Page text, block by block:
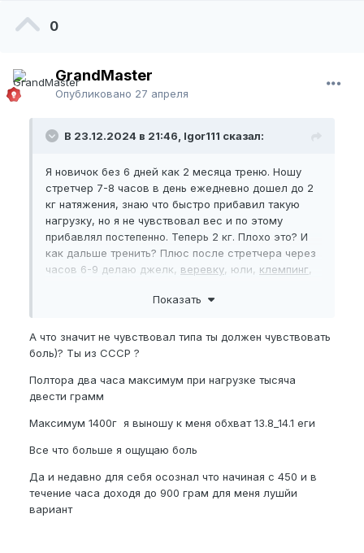
0
GrandMaster
Опубликовано 27 апреля
В 23.12.2024 в 21:46, Igor111 сказал:
Я новичок без 6 дней как 2 месяца треню. Ношу
стретчер 7-8 часов в день ежедневно дошел до 2
кг натяжения, знаю что быстро прибавил такую
нагрузку, но я не чувствовал вес и по этому
прибавлял постепенно. Теперь 2 кг. Плохо это? И
как дальше тренить? Плюс после стретчера через
часов 6-9 делаю джелк, веревку, юли, клемпинг,
Смотрю на состояние члена, по утрам иногда
головка слегка от стретчера. Опытные в этом деле
дайте совет нужный!!!!
Показать
А что значит не чувствовал типа ты должен чувствовать
боль)? Ты из СССР ?
Полтора два часа максимум при нагрузке тысяча
двести грамм
Максимум 1400г я выношу к меня обхват 13.8_14.1 еги
Все что больше я ощущаю боль
Да и недавно для себя осознал что начиная с 450 и в
течение часа доходя до 900 грам для меня лушйи
вариант